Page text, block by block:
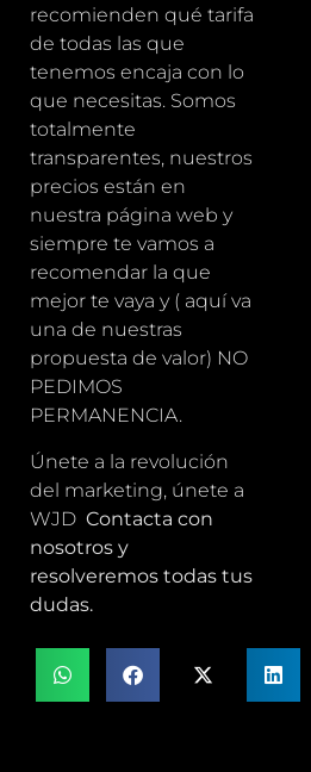
recomienden qué tarifa
de todas las que
tenemos encaja con lo
que necesitas. Somos
totalmente
transparentes, nuestros
precios están en
nuestra página web y
siempre te vamos a
recomendar la que
mejor te vaya y ( aquí va
una de nuestras
propuesta de valor) NO
PEDIMOS
PERMANENCIA.
Únete a la revolución
del marketing, únete a
WJD Contacta con
nosotros y
resolveremos todas tus
dudas.